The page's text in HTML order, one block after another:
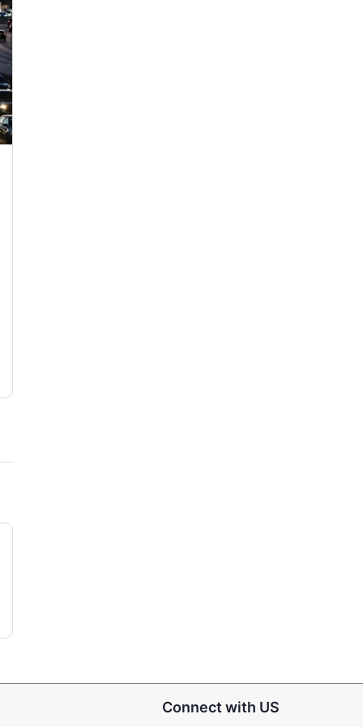
Connect with US